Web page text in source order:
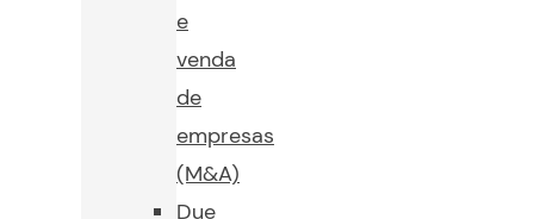
e
venda
de
empresas
(M&A)
Due